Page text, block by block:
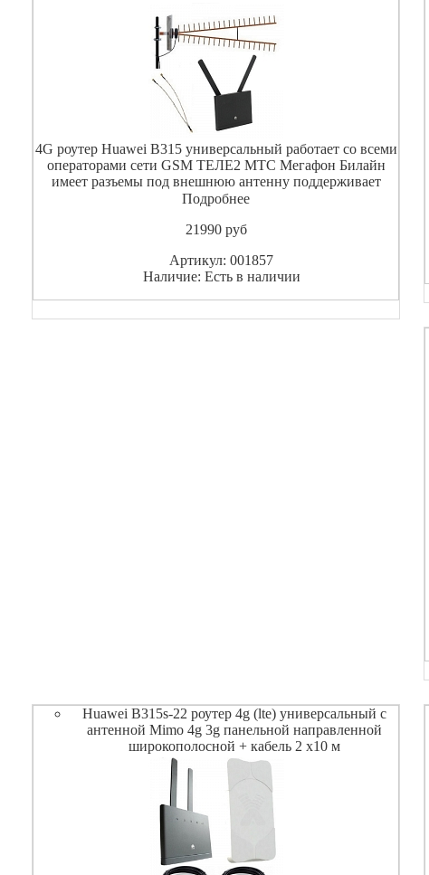
4G роутер Huawei B315 универсальный работает со всеми
операторами сети GSM ТЕЛЕ2 МТС Мегафон Билайн
имеет разъемы под внешнюю антенну поддерживает
скорость до 150 Мбит / с при работе в 4G/LTE.
широкополосной нап
Подробнее
21990pуб
Артикул: 001857
Наличие: Есть в наличии
Huawei B315s-22 роутер 4g (lte) универсальный с
антенной Mimo 4g 3g панельной направленной
широкополосной + кабель 2 х10 м